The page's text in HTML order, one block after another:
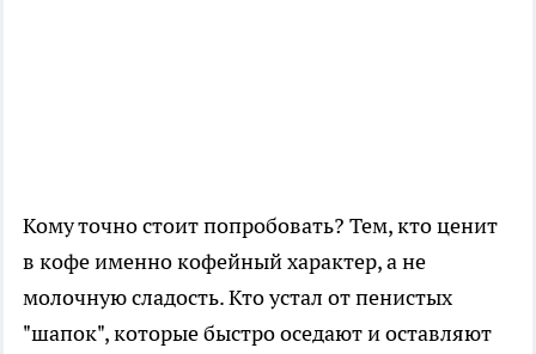
Кому точно стоит попробовать? Тем, кто ценит
в кофе именно кофейный характер, а не
молочную сладость. Кто устал от пенистых
"шапок", которые быстро оседают и оставляют